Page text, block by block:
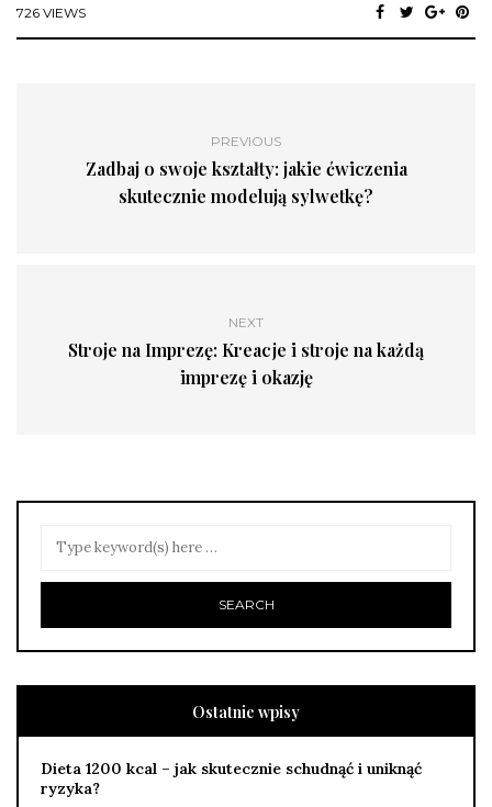
726 VIEWS
PREVIOUS
Zadbaj o swoje kształty: jakie ćwiczenia
skutecznie modelują sylwetkę?
NEXT
Stroje na Imprezę: Kreacje i stroje na każdą
imprezę i okazję
Ostatnie wpisy
Dieta 1200 kcal – jak skutecznie schudnąć i uniknąć
ryzyka?